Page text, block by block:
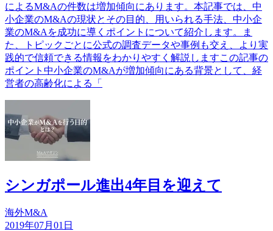
によるM&Aの件数は増加傾向にあります。本記事では、中
小企業のM&Aの現状とその目的、用いられる手法、中小企
業のM&Aを成功に導くポイントについて紹介します。ま
た、トピックごとに公式の調査データや事例も交え、より実
践的で信頼できる情報をわかりやすく解説しますこの記事の
ポイント中小企業のM&Aが増加傾向にある背景として、経
営者の高齢化による「
シンガポール進出4年目を迎えて
海外M&A
2019年07月01日